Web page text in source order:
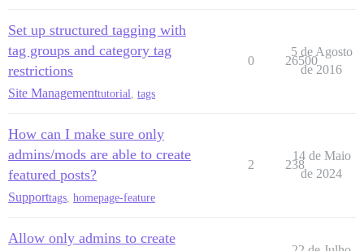
Set up structured tagging with
tag groups and category tag
restrictions
Site Managementtutorial tags
0 26500
5 de Agosto
de 2016
How can I make sure only
admins/mods are able to create
featured posts?
Supporttags homepage-feature
2 238
14 de Maio
de 2024
Allow only admins to create